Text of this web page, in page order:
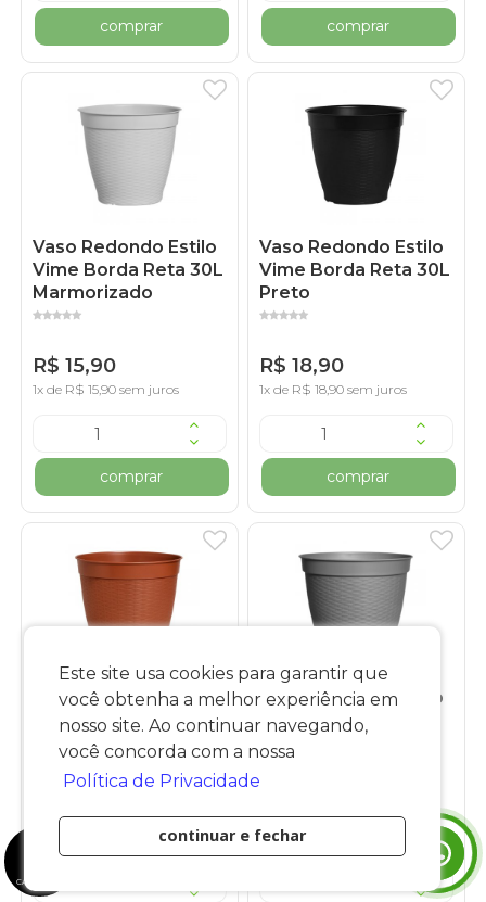
Este site usa cookies para garantir que
você obtenha a melhor experiência em
nosso site. Ao continuar navegando,
você concorda com a nossa
Política de Privacidade
continuar e fechar
comprar comprar
Vaso Redondo Estilo
Vime Borda Reta 30L
Marmorizado
R$ 15,90
1x de R$ 15,90 sem juros
comprar
Vaso Redondo Estilo
Vime Borda Reta 30L
Preto
R$ 18,90
1x de R$ 18,90 sem juros
comprar
Vaso Redondo Estilo
Vime Borda Reta
44L Cerâmico
R$ 26,90
2x de R$ 13,45 sem juros
Vaso Redondo Estilo
Vime Borda Reta
44L Cinza
R$ 26,90
2x de R$ 13,45 sem juros
CARRINHO
Itens